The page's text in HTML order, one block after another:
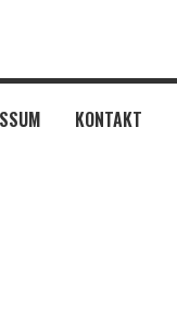
KONTAKT